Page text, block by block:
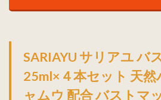
SARIAYU サリアユ バ
25ml×４本セット 天
ャムウ 配合 バストマ